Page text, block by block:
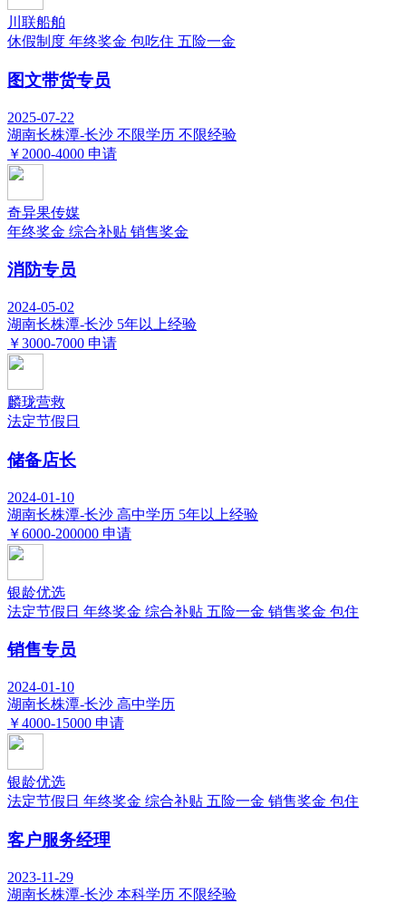
川联船舶
休假制度 年终奖金 包吃住 五险一金
图文带货专员
2025-07-22
湖南长株潭-长沙 不限学历 不限经验
￥2000-4000 申请
奇异果传媒
年终奖金 综合补贴 销售奖金
消防专员
2024-05-02
湖南长株潭-长沙 5年以上经验
￥3000-7000 申请
麟珑营救
法定节假日
储备店长
2024-01-10
湖南长株潭-长沙 高中学历 5年以上经验
￥6000-200000 申请
银龄优选
法定节假日 年终奖金 综合补贴 五险一金 销售奖金 包住
销售专员
2024-01-10
湖南长株潭-长沙 高中学历
￥4000-15000 申请
银龄优选
法定节假日 年终奖金 综合补贴 五险一金 销售奖金 包住
客户服务经理
2023-11-29
湖南长株潭-长沙 本科学历 不限经验